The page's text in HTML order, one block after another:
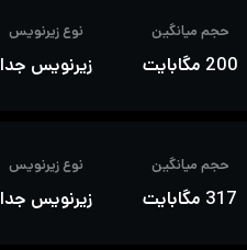
حجم میانگین
200 مگابایت
نوع زیرنویس
زیرنویس جدا
حجم میانگین
317 مگابایت
نوع زیرنویس
زیرنویس جدا